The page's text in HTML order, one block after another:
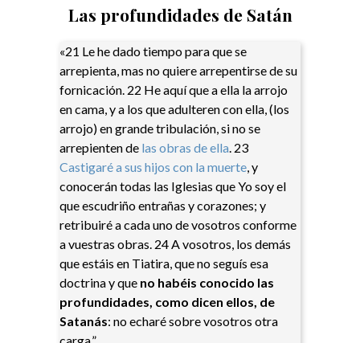
Las profundidades de Satán
«21 Le he dado tiempo para que se
arrepienta, mas no quiere arrepentirse de su
fornicación. 22 He aquí que a ella la arrojo
en cama, y a los que adulteren con ella, (los
arrojo) en grande tribulación, si no se
arrepienten de las obras de ella . 23
Castigaré a sus hijos con la muerte , y
conocerán todas las Iglesias que Yo soy el
que escudriño entrañas y corazones; y
retribuiré a cada uno de vosotros conforme
a vuestras obras. 24 A vosotros, los demás
que estáis en Tiatira, que no seguís esa
doctrina y que no habéis conocido las
profundidades, como dicen ellos, de
Satanás: no echaré sobre vosotros otra
carga.”